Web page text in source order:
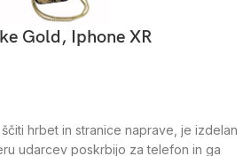
Gold, Iphone XR
hrbet in stranice naprave, je izdelan
udarcev poskrbijo za telefon in ga